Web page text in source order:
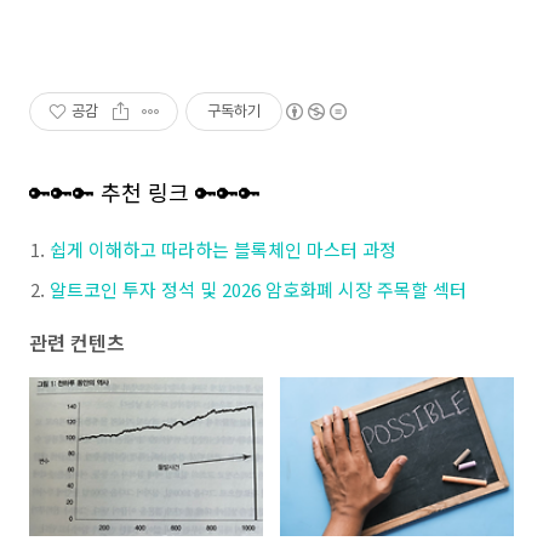
공감 구독하기
🔑🔑🔑 추천 링크 🔑🔑🔑
쉽게 이해하고 따라하는 블록체인 마스터 과정
알트코인 투자 정석 및 2026 암호화폐 시장 주목할 섹터
관련 컨텐츠